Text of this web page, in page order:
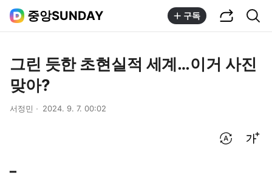
중앙SUNDAY 구독
그린 듯한 초현실적 세계…이거 사진
맞아?
서정민 2024. 9. 7. 00:02
━